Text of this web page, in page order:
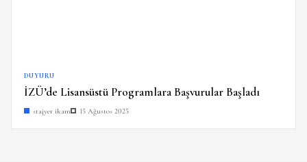
DUYURU
İZÜ’de Lisansüstü Programlara Başvurular Başladı
stajyer ikam 15 Ağustos 2025